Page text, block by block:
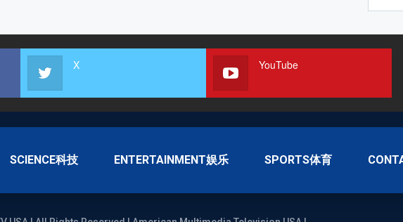
X YouTube
SCIENCE科技 ENTERTAINMENT娱乐 SPORTS体育